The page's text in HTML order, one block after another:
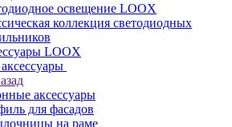
освещение LOOX
коллекция светодиодных
LOOX
аксессуары
для фасадов
на раме